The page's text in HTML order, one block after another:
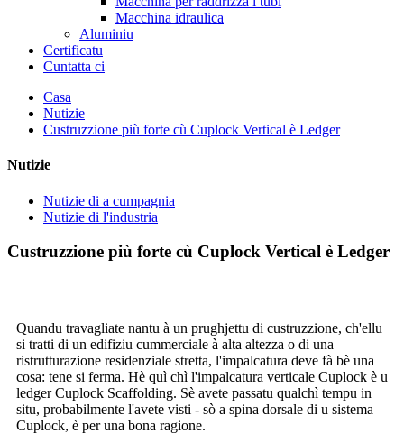
Macchina idraulica
Aluminiu
Certificatu
Cuntatta ci
Casa
Nutizie
Custruzzione più forte cù Cuplock Vertical è Ledger
Nutizie
Nutizie di a cumpagnia
Nutizie di l'industria
Custruzzione più forte cù Cuplock Vertical è Ledger
Quandu travagliate nantu à un prughjettu di custruzzione, ch'ellu
si tratti di un edifiziu cummerciale à alta altezza o di una
ristrutturazione residenziale stretta, l'impalcatura deve fà bè una
cosa: tene si ferma. Hè quì chì l'impalcatura verticale Cuplock è u
ledger Cuplock Scaffolding. Sè avete passatu qualchì tempu in
situ, probabilmente l'avete visti - sò a spina dorsale di u sistema
Cuplock, è per una bona ragione.